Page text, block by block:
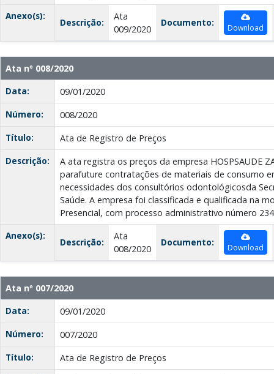
Anexo(s):
Descrição:
Ata
009/2020
Documento: Download
Ata nº 008/2020
Data:
09/01/2020
Número:
008/2020
Título:
Ata de Registro de Preços
Descrição:
A ata registra os preços da empresa HOSPSAUDE
parafuture contratações de materiais de consumo
necessidades dos consultórios odontológicosda
Saúde. A empresa foi classificada e qualificada na
Presencial, com processo administrativo número
Anexo(s):
Descrição:
Ata
008/2020
Documento: Download
Ata nº 007/2020
Data:
09/01/2020
Número:
007/2020
Título:
Ata de Registro de Preços